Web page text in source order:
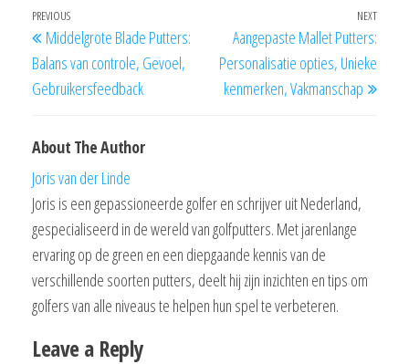
Post
navigation
Previous
Post
PREVIOUS
Middelgrote Blade Putters:
Balans van controle, Gevoel,
Gebruikersfeedback
Next
NEXT
Aangepaste Mallet Putters:
Personalisatie opties, Unieke
kenmerken, Vakmanschap
About The Author
Joris van der Linde
Joris is een gepassioneerde golfer en schrijver uit Nederland,
gespecialiseerd in de wereld van golfputters. Met jarenlange
ervaring op de green en een diepgaande kennis van de
verschillende soorten putters, deelt hij zijn inzichten en tips om
golfers van alle niveaus te helpen hun spel te verbeteren.
Leave a Reply